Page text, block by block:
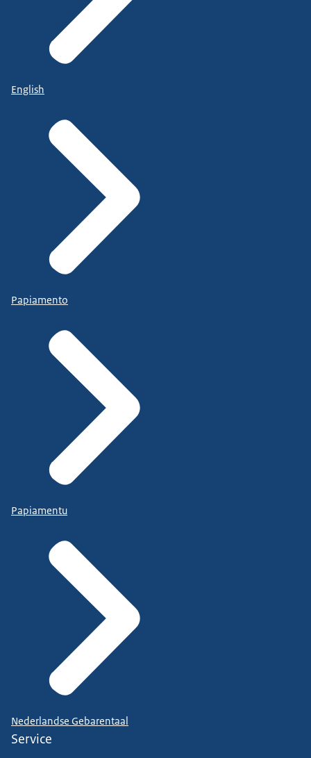
English
Papiamento
Papiamentu
Nederlandse Gebarentaal
Service